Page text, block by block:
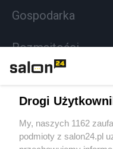
Gospodarka
Rozmaitości
Sport
Społeczeństwo
Drogi
My, naszych 1162
podmioty z salon24.pl